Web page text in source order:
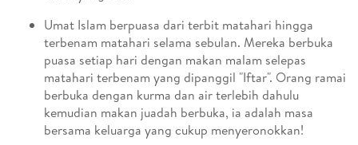
Umat Islam berpuasa dari terbit matahari hingga
terbenam matahari selama sebulan. Mereka berbuka
puasa setiap hari dengan makan malam selepas
matahari terbenam yang dipanggil "Iftar". Orang ramai
berbuka dengan kurma dan air terlebih dahulu
kemudian makan juadah berbuka, ia adalah masa
bersama keluarga yang cukup menyeronokkan!